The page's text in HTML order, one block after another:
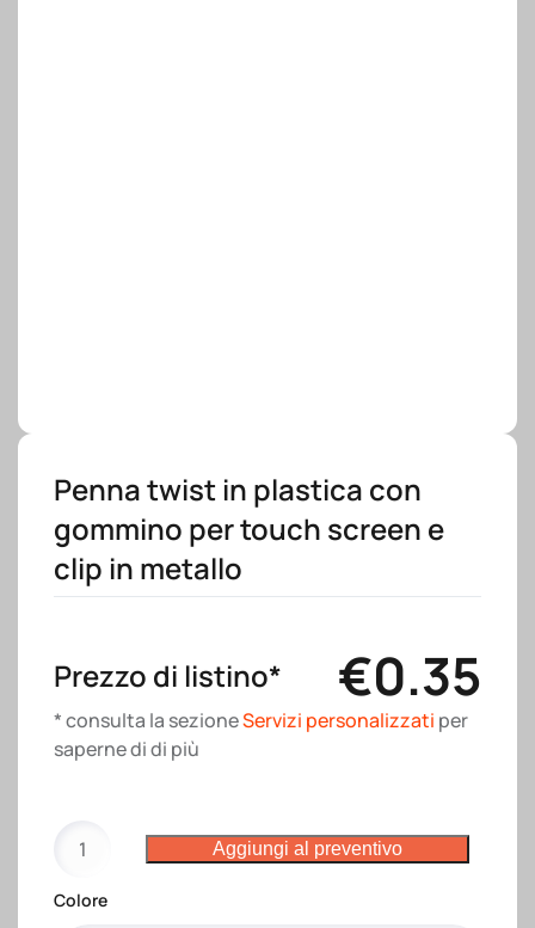
Penna twist in plastica con
gommino per touch screen e
clip in metallo
Prezzo di listino* €0.35
* consulta la sezioneServizi personalizzati per
saperne di di più
twist
in
Aggiungi al preventivo
Colore